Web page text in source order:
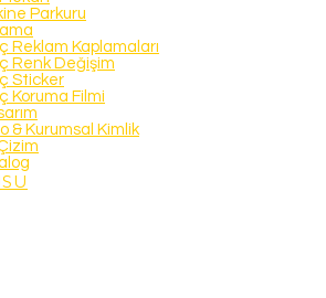
Parkuru
Reklam Kaplamaları
Renk Değişim
Sticker
Koruma Filmi
& Kurumsal Kimlik